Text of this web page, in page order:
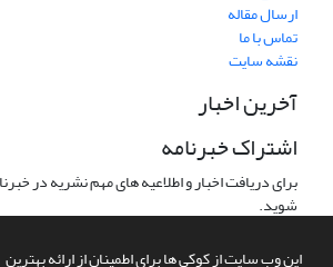
این وب سایت از کوکی ها برای اطمینان از ارائه بهترین
ارسال مقاله
تماس با ما
نقشه سایت
آخرین اخبار
اشتراک خبرنامه
برای دریافت اخبار و اطلاعیه های مهم نشریه در
شوید.